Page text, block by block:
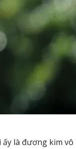
là đương kim vô